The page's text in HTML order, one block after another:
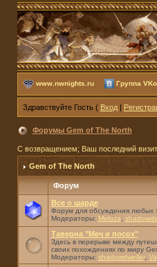
www.nwnights.ru Группа
Здравствуйте Гость ( Вход|
Форумы Gem of The North
С возвращением; Ваш последний
Gem of The North
Форум
Все о шарде
Форум для обсуждения любых
Модераторы: Meloza
Таверна "Меч и посох"
Здесь в перерыве между
своих похождениях по миру
Модераторы: shadowdweller,